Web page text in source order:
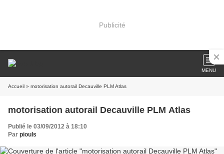
Publicité
MENU
Accueil » motorisation autorail Decauville PLM Atlas
motorisation autorail Decauville PLM Atlas
Publié le 03/09/2012 à 18:10
Par piouls